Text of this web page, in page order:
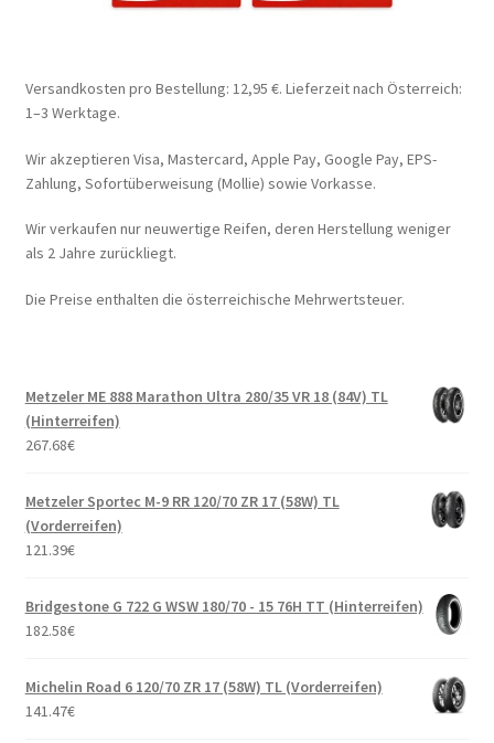
Versandkosten pro Bestellung: 12,95 €. Lieferzeit nach Österreich:
1–3 Werktage.
Wir akzeptieren Visa, Mastercard, Apple Pay, Google Pay, EPS-
Zahlung, Sofortüberweisung (Mollie) sowie Vorkasse.
Wir verkaufen nur neuwertige Reifen, deren Herstellung weniger
als 2 Jahre zurückliegt.
Die Preise enthalten die österreichische Mehrwertsteuer.
Metzeler ME 888 Marathon Ultra 280/35 VR 18 (84V) TL
(Hinterreifen)
267.68€
Metzeler Sportec M-9 RR 120/70 ZR 17 (58W) TL
(Vorderreifen)
121.39€
Bridgestone G 722 G WSW 180/70 - 15 76H TT (Hinterreifen)
182.58€
Michelin Road 6 120/70 ZR 17 (58W) TL (Vorderreifen)
141.47€